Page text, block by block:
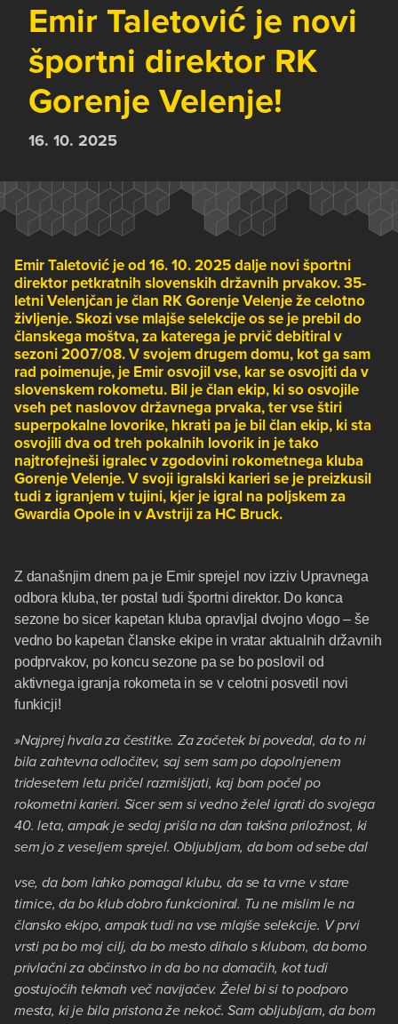
Emir Taletović je novi
športni direktor RK
Gorenje Velenje!
16. 10. 2025
Emir Taletović je od 16. 10. 2025 dalje novi športni
direktor petkratnih slovenskih državnih prvakov. 35-
letni Velenjčan je član RK Gorenje Velenje že celotno
življenje. Skozi vse mlajše selekcije os se je prebil do
članskega moštva, za katerega je prvič debitiral v
sezoni 2007/08. V svojem drugem domu, kot ga sam
rad poimenuje, je Emir osvojil vse, kar se osvojiti da v
slovenskem rokometu. Bil je član ekip, ki so osvojile
vseh pet naslovov državnega prvaka, ter vse štiri
superpokalne lovorike, hkrati pa je bil član ekip, ki sta
osvojili dva od treh pokalnih lovorik in je tako
najtrofejneši igralec v zgodovini rokometnega kluba
Gorenje Velenje. V svoji igralski karieri se je preizkusil
tudi z igranjem v tujini, kjer je igral na poljskem za
Gwardia Opole in v Avstriji za HC Bruck.
Z današnjim dnem pa je Emir sprejel nov izziv Upravnega
odbora kluba, ter postal tudi športni direktor. Do konca
sezone bo sicer kapetan kluba opravljal dvojno vlogo – še
vedno bo kapetan članske ekipe in vratar aktualnih državnih
podprvakov, po koncu sezone pa se bo poslovil od
aktivnega igranja rokometa in se v celotni posvetil novi
funkicji!
»Najprej hvala za čestitke. Za začetek bi povedal, da to ni
bila zahtevna odločitev, saj sem sam po dopolnjenem
tridesetem letu pričel razmišljati, kaj bom počel po
rokometni karieri. Sicer sem si vedno želel igrati do svojega
40. leta, ampak je sedaj prišla na dan takšna priložnost, ki
sem jo z veseljem sprejel. Obljubljam, da bom od sebe dal
vse, da bom lahko pomagal klubu, da se ta vrne v stare
tirnice, da bo klub dobro funkcioniral. Tu ne mislim le na
člansko ekipo, ampak tudi na vse mlajše selekcije. V prvi
vrsti pa bo moj cilj, da bo mesto dihalo s klubom, da bomo
privlačni za občinstvo in da bo na domačih, kot tudi
gostujočih tekmah več navijačev. Želel bi si to podporo
mesta, ki je bila pristona že nekoč. Sam obljubljam, da bom